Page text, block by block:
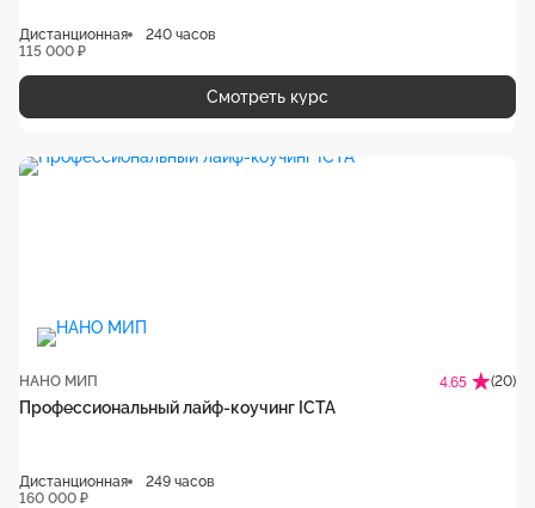
Дистанционная
240 часов
115 000 ₽
Смотреть курс
НАНО МИП 4.65 (20)
Профессиональный лайф-коучинг ICTA
Дистанционная
249 часов
160 000 ₽